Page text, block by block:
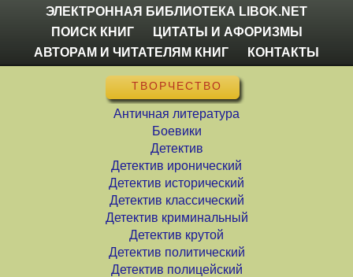
ЭЛЕКТРОННАЯ БИБЛИОТЕКА LIBOK.NET
ПОИСК КНИГ
ЦИТАТЫ И АФОРИЗМЫ
АВТОРАМ И ЧИТАТЕЛЯМ КНИГ
КОНТАКТЫ
ТВОРЧЕСТВО
Античная литература
Боевики
Детектив
Детектив иронический
Детектив исторический
Детектив классический
Детектив криминальный
Детектив крутой
Детектив политический
Детектив полицейский